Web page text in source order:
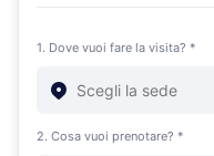
1. Dove vuoi fare la visita? *
2. Cosa vuoi prenotare? *